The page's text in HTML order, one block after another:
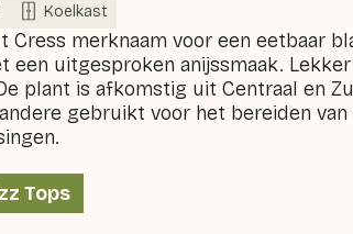
Koelkast
Cress merknaam voor een eetbaar
een uitgesproken anijssmaak.
plant is afkomstig uit Centraal en
gebruikt voor het bereiden van
Tops